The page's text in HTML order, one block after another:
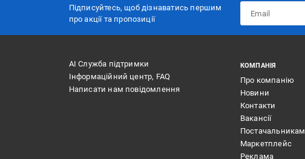
Підписуйтесь, щоб дізнаватись першим
про акції та пропозиції
АІ Служба підтримки
Інформаційний центр, FAQ
Написати нам повідомлення
КОМПАНІЯ
Про компанію
Новини
Контакти
Вакансії
Постачальникам
Маркетплейс
Реклама